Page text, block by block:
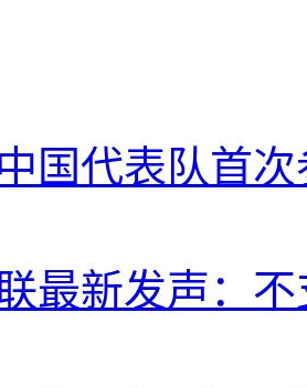
国代表队首
最新发声：